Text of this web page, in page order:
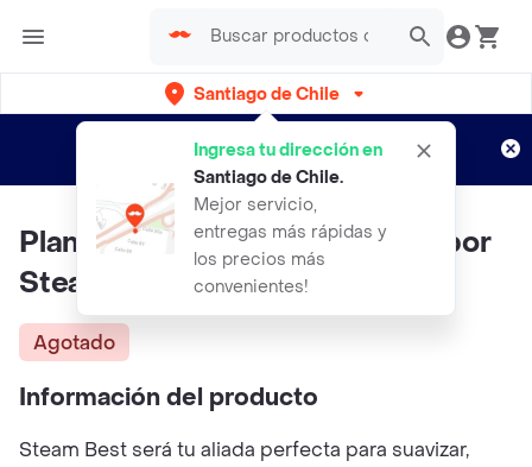
Santiago de Chile
Ingresa tu dirección en
Santiago de Chile.
Mejor servicio,
entregas más rápidas y
los precios más
convenientes!
envíos gratis por semanas
Aplican TyC
Plancha De Ropa Vertical A Vapor
Steam Best
Agotado
Información del producto
Steam Best será tu aliada perfecta para suavizar,